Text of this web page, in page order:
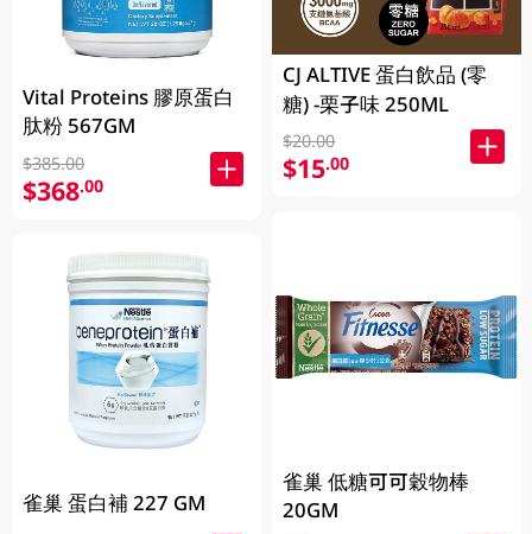
Vital Proteins 膠原蛋白
肽粉 567GM
$385.00
$368.00
雀巢 蛋白補 227 GM
CJ ALTIVE 蛋白飲品 (零
糖) -栗子味 250ML
$20.00
$15.00
雀巢 低糖可可穀物棒
20GM